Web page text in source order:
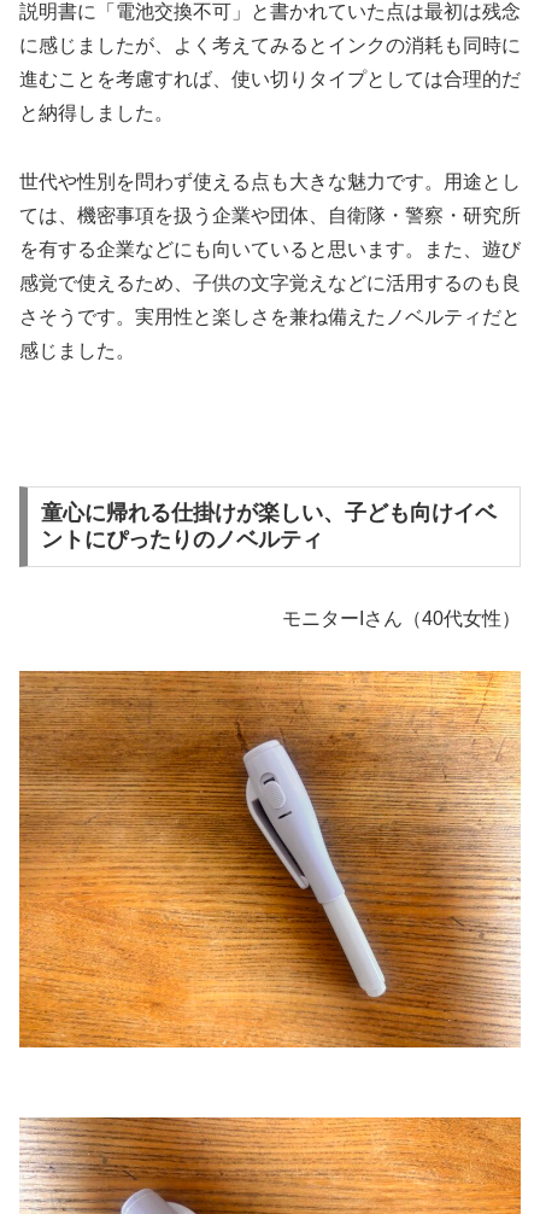
説明書に「電池交換不可」と書かれていた点は最初は残念
に感じましたが、よく考えてみるとインクの消耗も同時に
進むことを考慮すれば、使い切りタイプとしては合理的だ
と納得しました。
世代や性別を問わず使える点も大きな魅力です。用途とし
ては、機密事項を扱う企業や団体、自衛隊・警察・研究所
を有する企業などにも向いていると思います。また、遊び
感覚で使えるため、子供の文字覚えなどに活用するのも良
さそうです。実用性と楽しさを兼ね備えたノベルティだと
感じました。
童心に帰れる仕掛けが楽しい、子ども向けイベ
ントにぴったりのノベルティ
モニターIさん（40代女性）